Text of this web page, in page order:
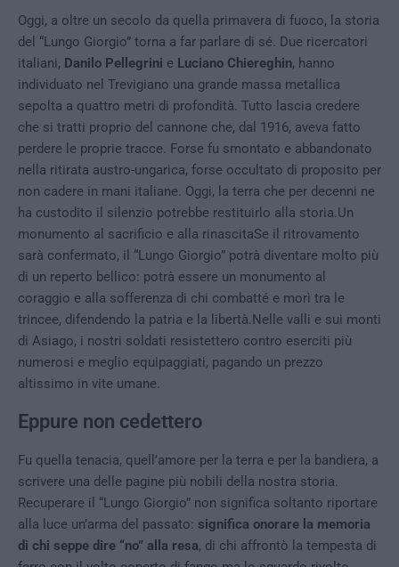
Oggi, a oltre un secolo da quella primavera di fuoco, la storia
del “Lungo Giorgio” torna a far parlare di sé. Due ricercatori
italiani, Danilo Pellegrini e Luciano Chiereghin, hanno
individuato nel Trevigiano una grande massa metallica
sepolta a quattro metri di profondità. Tutto lascia credere
che si tratti proprio del cannone che, dal 1916, aveva fatto
perdere le proprie tracce. Forse fu smontato e abbandonato
nella ritirata austro-ungarica, forse occultato di proposito per
non cadere in mani italiane. Oggi, la terra che per decenni ne
ha custodito il silenzio potrebbe restituirlo alla storia.Un
monumento al sacrificio e alla rinascitaSe il ritrovamento
sarà confermato, il “Lungo Giorgio” potrà diventare molto più
di un reperto bellico: potrà essere un monumento al
coraggio e alla sofferenza di chi combatté e morì tra le
trincee, difendendo la patria e la libertà.Nelle valli e sui monti
di Asiago, i nostri soldati resistettero contro eserciti più
numerosi e meglio equipaggiati, pagando un prezzo
altissimo in vite umane.
Eppure non cedettero
Fu quella tenacia, quell’amore per la terra e per la bandiera, a
scrivere una delle pagine più nobili della nostra storia.
Recuperare il “Lungo Giorgio” non significa soltanto riportare
alla luce un’arma del passato: significa onorare la memoria
di chi seppe dire “no” alla resa, di chi affrontò la tempesta di